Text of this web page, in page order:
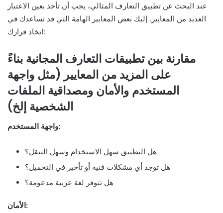
عند البحث عن تطبيق التعارف المثالي، يجب أن تأخذ بعين الاعتبار
العديد من المعايير. إليك بعض المعايير الهامة التي قد تساعدك في
اتخاذ قرارك:
مقارنة بين تطبيقات التعارف المجانية بناءً
على المزيد من المعايير (مثل واجهة
المستخدم والأمان ومصداقية الملفات
الشخصية إلخ)
واجهة المستخدم:
هل التطبيق سهل الاستخدام وسهل التنقل؟
هل توجد أي مشكلات فنية أو تأخير في التحميل؟
هل تتوفر لغة عربية مدعومة؟
الأمان: